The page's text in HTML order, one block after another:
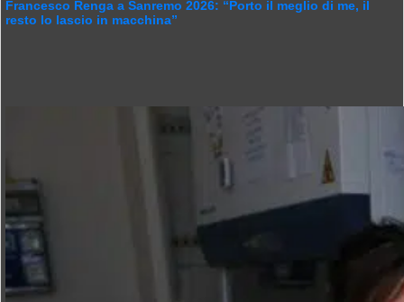
Francesco Renga a Sanremo 2026: “Porto il meglio di me, il
resto lo lascio in macchina”